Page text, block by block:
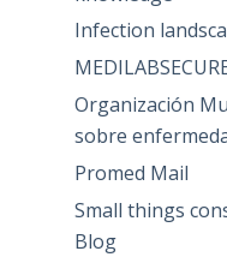
Infection
Organización
sobre
Promed Mail
Small things
Blog